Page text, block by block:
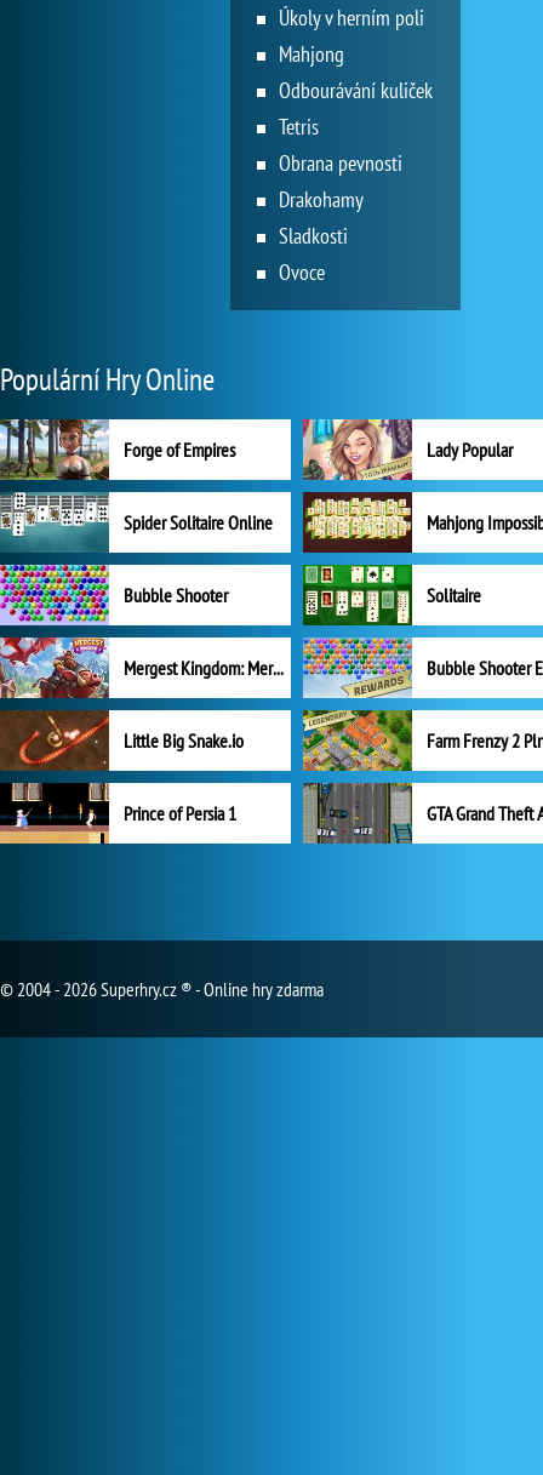
Úkoly v herním poli
Mahjong
Odbourávání kuliček
Tetris
Obrana pevnosti
Drakohamy
Sladkosti
Ovoce
Populární Hry Online
Forge of Empires Lady Popular
Spider Solitaire Online Mahjong
Bubble Shooter Solitaire
Mergest Kingdom: Merge Puzzle
Little Big Snake.io
Prince of Persia 1 GTA Grand Theft
© 2004 - 2026 Superhry.cz ® - Online hry zdarma